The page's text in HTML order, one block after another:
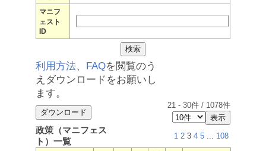
マニフ
ェスト
ID
利用方法、 FAQを閲覧のう
えダウンロードをお願いし
ます。
21 - 30件 / 1078件
政策（マニフェス
ト）一覧
1 2 3 4 5 ... 108